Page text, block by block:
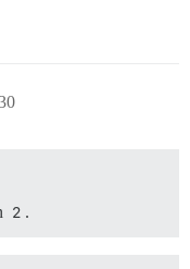
2 .